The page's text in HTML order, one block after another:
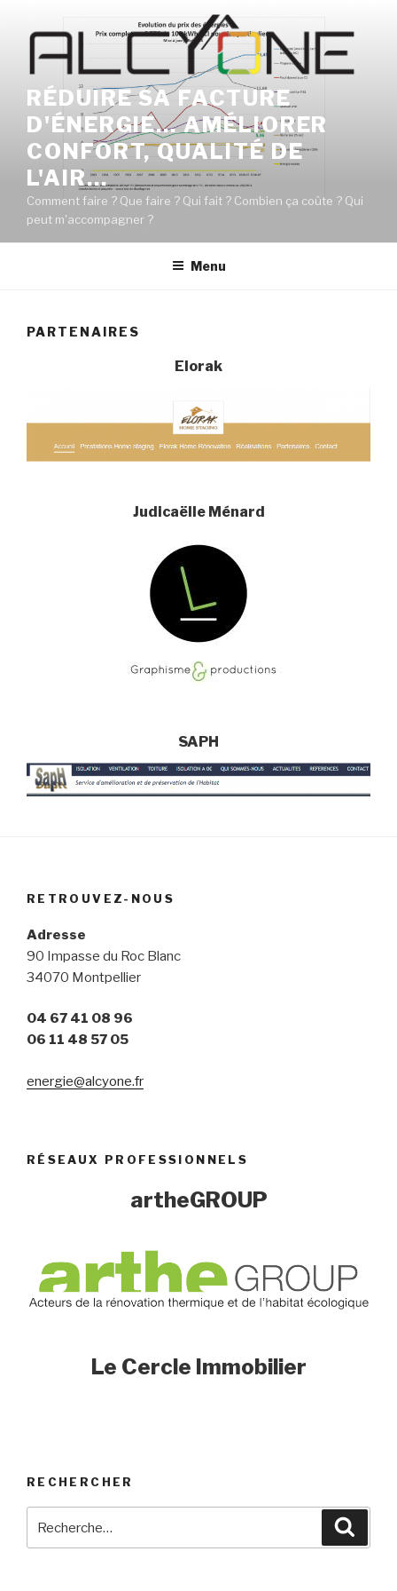
contenu
principal
RÉDUIRE SA FACTURE
D'ÉNERGIE… AMÉLIORER
CONFORT, QUALITÉ DE
L'AIR…
Comment faire ? Que faire ? Qui fait ? Combien ça coûte ? Qui
peut m'accompagner ?
Menu
PARTENAIRES
Elorak
Judicaëlle Ménard
SAPH
RETROUVEZ-NOUS
Adresse
90 Impasse du Roc Blanc
34070 Montpellier
04 67 41 08 96
06 11 48 57 05
energie@alcyone.fr
RÉSEAUX PROFESSIONNELS
artheGROUP
Le Cercle Immobilier
RECHERCHER